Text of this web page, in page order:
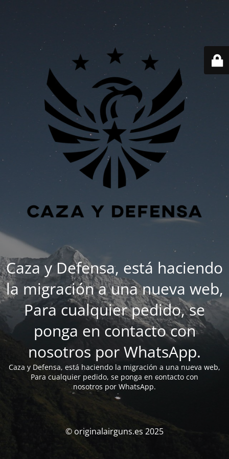
Caza y Defensa, está haciendo
la migración a una nueva web,
Para cualquier pedido, se
ponga en contacto con
nosotros por WhatsApp.
Caza y Defensa, está haciendo la migración a una nueva web,
Para cualquier pedido, se ponga en contacto con
nosotros por WhatsApp.
© originalairguns.es 2025